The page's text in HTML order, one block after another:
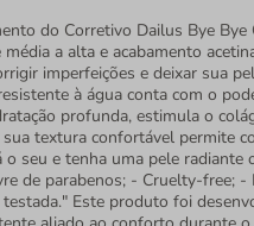
do Corretivo Dailus Bye
a alta e acabamento
imperfeições e deixar sua
à água conta com o
profunda, estimula o
textura confortável permite
o seu e tenha uma pele radiante
de parabenos; - Cruelty-free; -
Este produto foi